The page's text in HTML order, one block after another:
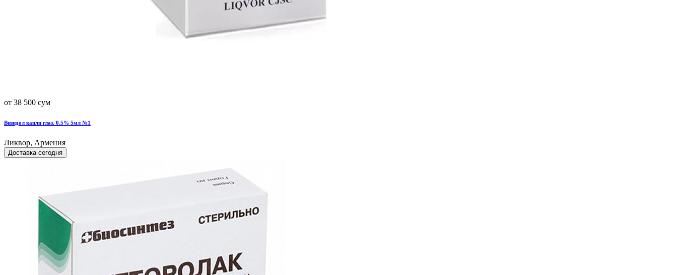
от 38 500 сум
Визидол капли глаз. 0.5% 5мл №1
Ликвор, Армения
Доставка сегодня